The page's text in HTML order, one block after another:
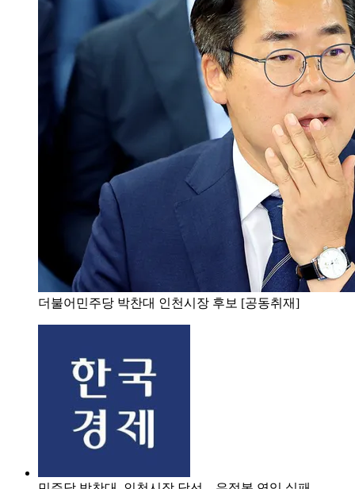
더불어민주당 박찬대 인천시장 후보 [공동취재]